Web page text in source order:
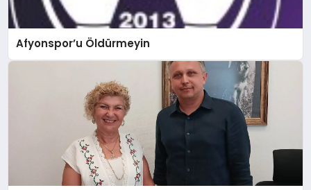
Afyonspor’u Öldürmeyin